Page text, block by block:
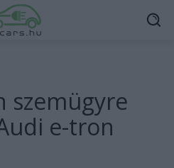
szemügyre
e-tron